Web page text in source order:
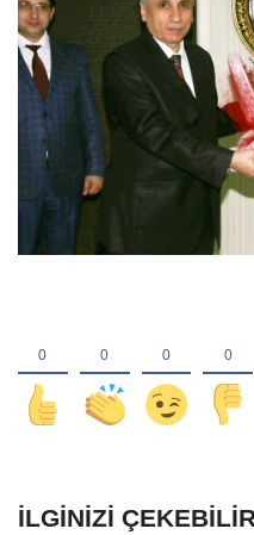
İLGINIZI ÇEKEBILIR